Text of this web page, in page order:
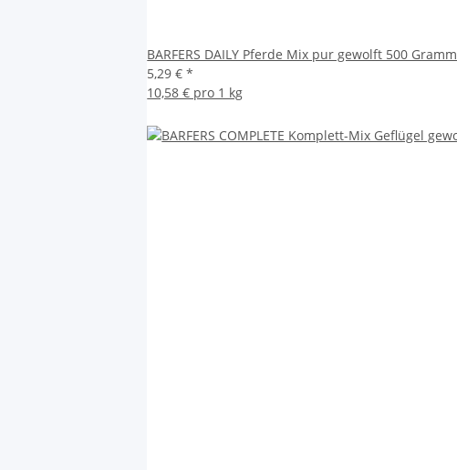
BARFERS DAILY Pferde Mix pur gewolft 500 Gramm
5,29 €*
10,58 € pro 1 kg